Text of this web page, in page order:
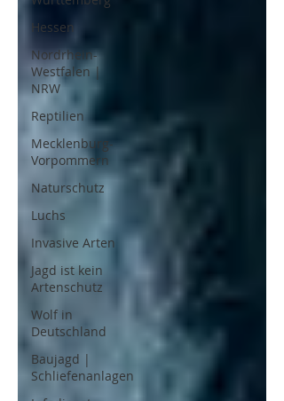
Hessen
Nordrhein-
Westfalen |
NRW
Reptilien
Mecklenburg-
Vorpommern
Naturschutz
Luchs
Invasive Arten
Jagd ist kein
Artenschutz
Wolf in
Deutschland
Baujagd |
Schliefenanlagen